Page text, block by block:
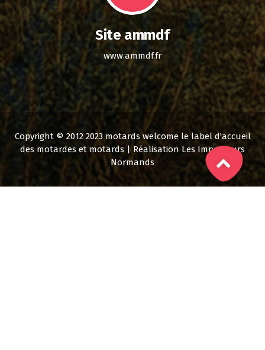
Site ammdf
www.ammdf.fr
Copyright © 2012 2023 motards welcome le label d'accueil
des motardes et motards | Réalisation Les Imprimeurs
Normands